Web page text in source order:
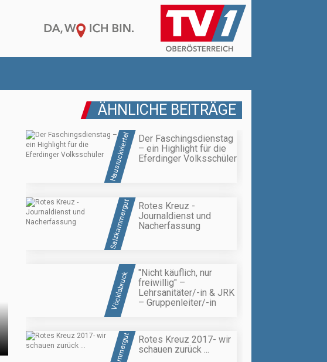
ÄHNLICHE BEITRÄGE
Hausruckviertel
Der Faschingsdienstag
– ein Highlight für die
Eferdinger Volksschüler
Salzkammergut
Rotes Kreuz -
Journaldienst und
Nacherfassung
Vöcklabruck
"Nicht käuflich, nur
freiwillig" –
Lehrsanitäter/-in & JRK
– Gruppenleiter/-in
Rotes Kreuz 2017- wir
schauen zurück ...